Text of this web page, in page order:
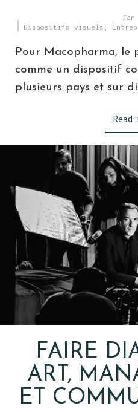
Jan
Dispositifs visuels
Pour Macopharma, le
comme un dispositif
plusieurs pays et sur
Read
FAIRE
ART,
ET